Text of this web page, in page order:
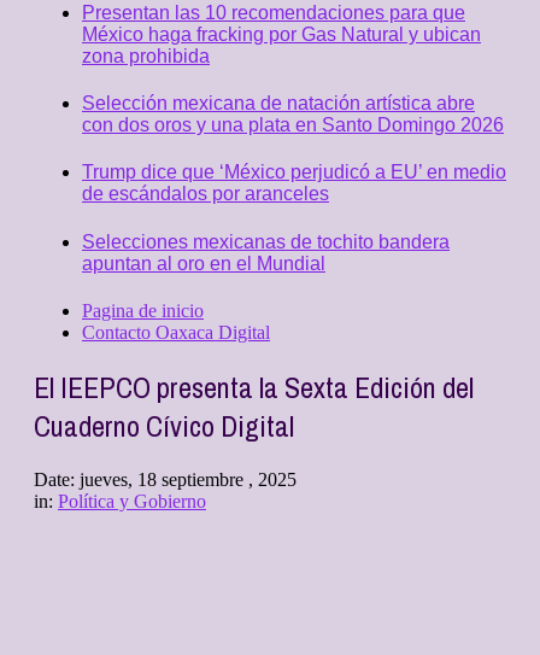
Presentan las 10 recomendaciones para que
México haga fracking por Gas Natural y ubican
zona prohibida
Selección mexicana de natación artística abre
con dos oros y una plata en Santo Domingo 2026
Trump dice que ‘México perjudicó a EU’ en medio
de escándalos por aranceles
Selecciones mexicanas de tochito bandera
apuntan al oro en el Mundial
Pagina de inicio
Contacto Oaxaca Digital
El IEEPCO presenta la Sexta Edición del
Cuaderno Cívico Digital
Date: jueves, 18 septiembre , 2025
in: Política y Gobierno